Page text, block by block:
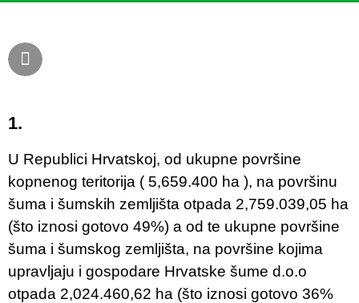
1.
U Republici Hrvatskoj, od ukupne površine
kopnenog teritorija ( 5,659.400 ha ), na površinu
šuma i šumskih zemljišta otpada 2,759.039,05 ha
(što iznosi gotovo 49%) a od te ukupne površine
šuma i šumskog zemljišta, na površine kojima
upravljaju i gospodare Hrvatske šume d.o.o
otpada 2,024.460,62 ha (što iznosi gotovo 36%